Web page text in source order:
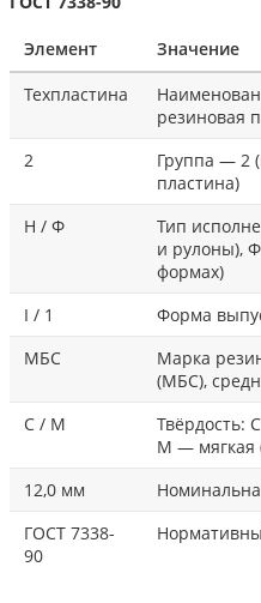
Элемент
Значение
Техпластина
резиновая
2
Группа — 2
пластина)
Н / Ф
Тип
и рулоны),
формах)
I / 1
Форма
МБС
Марка
(МБС),
С / М
Твёрдость:
М — мягкая
12,0 мм
ГОСТ 7338-
90